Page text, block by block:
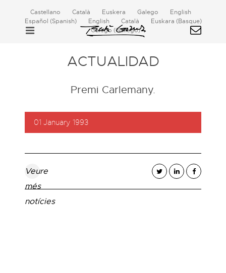
Castellano Català Euskera Galego
English
Español (Spanish) English Català Euskara (Basque)
Galego (Gallego)
ACTUALIDAD
Premi Carlemany.
01 January 1993
Veure
més
notícies